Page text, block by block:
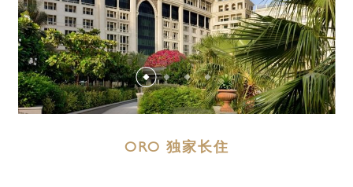
ORO 独家长住